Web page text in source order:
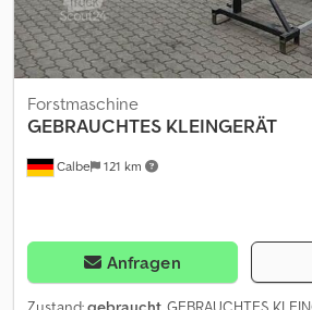
Calbe 121 km
Forstmaschine
GEBRAUCHTES KLEINGERÄT
Anfragen